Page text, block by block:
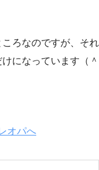
ろなのですが、それ
になっています（＾